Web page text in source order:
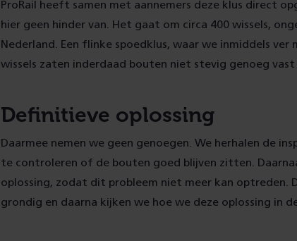
ProRail heeft samen met aannemers deze klus direct
hier geen hinder van. Het gaat om circa 400 wissels,
Nederland. Een flinke spoedklus, waar we inmiddels ver
wissels zaten inderdaad bouten niet stevig genoeg vast
Definitieve oplossing
Daarmee nemen we geen genoegen. We herhalen de
te controleren of de bouten goed blijven zitten.
oplossing, zodat dit probleem niet meer kan optreden.
grondig en daarna kijken we hoe we deze oplossing in